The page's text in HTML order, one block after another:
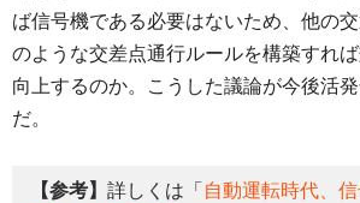
ば信号機である必要はないため、他の
のような交差点通行ルールを構築すれ
向上するのか。こうした議論が今後活
だ。
【参考】 詳しくは「 自動運転時代、